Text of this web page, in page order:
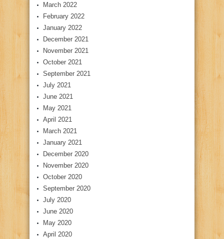
March 2022
February 2022
January 2022
December 2021
November 2021
October 2021
September 2021
July 2021
June 2021
May 2021
April 2021
March 2021
January 2021
December 2020
November 2020
October 2020
September 2020
July 2020
June 2020
May 2020
April 2020